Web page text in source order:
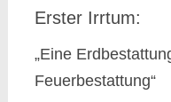
Erster Irrtum:
„Eine
Feuerbestattung“